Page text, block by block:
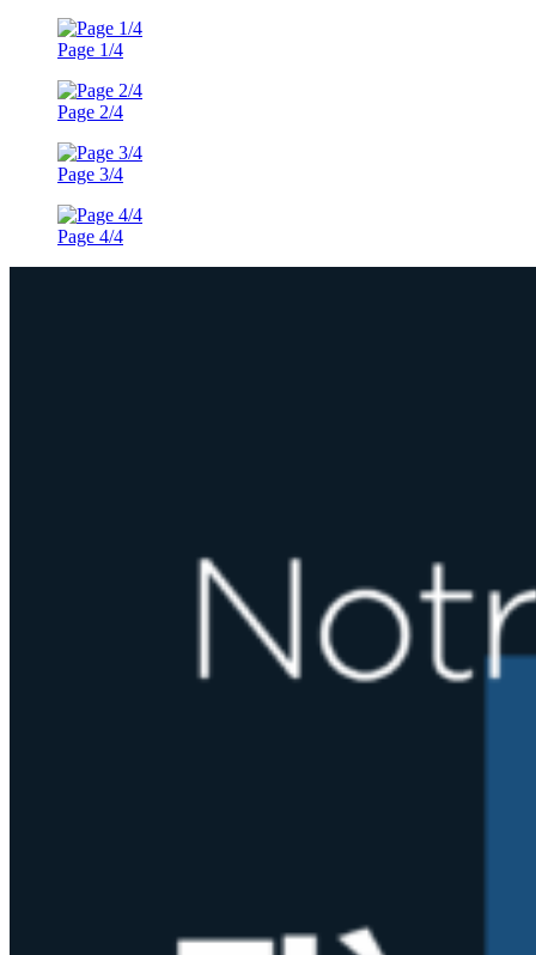
Page 1/4
Page 2/4
Page 3/4
Page 4/4